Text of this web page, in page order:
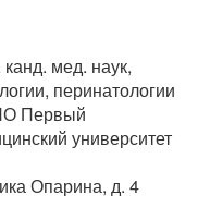
мед. наук,
перинатологии
Первый
университет
Опарина, д. 4